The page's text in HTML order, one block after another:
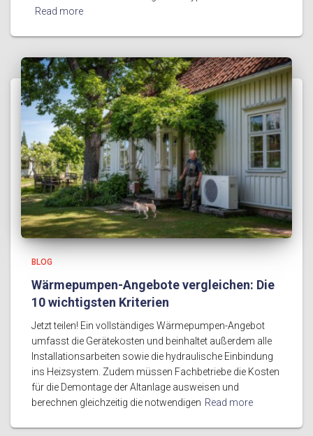
Read more
BLOG
Wärmepumpen-Angebote vergleichen: Die
10 wichtigsten Kriterien
Jetzt teilen! Ein vollständiges Wärmepumpen-Angebot
umfasst die Gerätekosten und beinhaltet außerdem alle
Installationsarbeiten sowie die hydraulische Einbindung
ins Heizsystem. Zudem müssen Fachbetriebe die Kosten
für die Demontage der Altanlage ausweisen und
berechnen gleichzeitig die notwendigen Read more